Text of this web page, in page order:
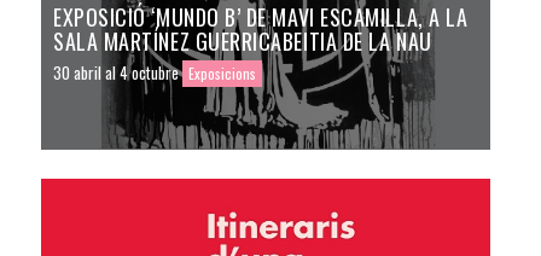
EXPOSICIÓ ‘MUNDO B’ DE MAVI ESCAMILLA, A LA
SALA MARTÍNEZ GUERRICABEITIA DE LA NAU
30 abril al 4 octubre Exposicions